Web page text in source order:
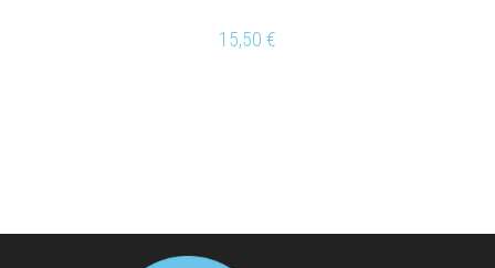
15,50 €